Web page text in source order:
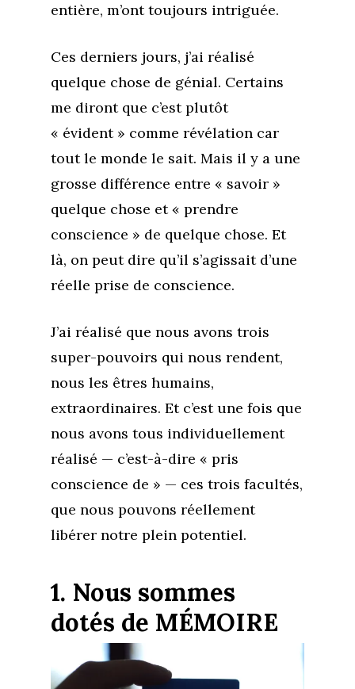
entière, m’ont toujours intriguée.
Ces derniers jours, j’ai réalisé
quelque chose de génial. Certains
me diront que c’est plutôt
« évident » comme révélation car
tout le monde le sait. Mais il y a une
grosse différence entre « savoir »
quelque chose et « prendre
conscience » de quelque chose. Et
là, on peut dire qu’il s’agissait d’une
réelle prise de conscience.
J’ai réalisé que nous avons trois
super-pouvoirs qui nous rendent,
nous les êtres humains,
extraordinaires. Et c’est une fois que
nous avons tous individuellement
réalisé — c’est-à-dire « pris
conscience de » — ces trois facultés,
que nous pouvons réellement
libérer notre plein potentiel.
1. Nous sommes
dotés de MÉMOIRE